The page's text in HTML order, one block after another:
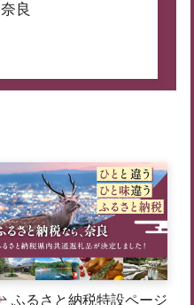
奈良
ふるさと納税特設ページ